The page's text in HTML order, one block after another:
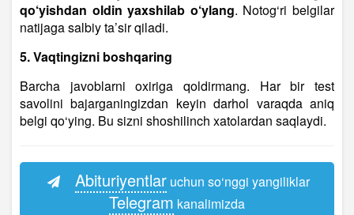
qo‘yishdan oldin yaxshilab o‘ylang. Notog‘ri belgilar
natijaga salbiy ta’sir qiladi.
5. Vaqtingizni boshqaring
Barcha javoblarni oxiriga qoldirmang. Har bir test
savolini bajarganingizdan keyin darhol varaqda aniq
belgi qo‘ying. Bu sizni shoshilinch xatolardan saqlaydi.
Abituriyentlaruchun so‘nggi yangiliklar
Telegram kanalimizda